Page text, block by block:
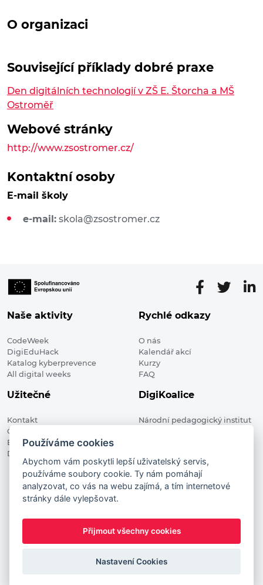
O organizaci
Související příklady dobré praxe
Den digitálních technologií v ZŠ E. Štorcha a MŠ
Ostroměř
Webové stránky
http://www.zsostromer.cz/
Kontaktní osoby
E-mail školy
e-mail: skola@zsostromer.cz
Naše aktivity
CodeWeek
DigiEduHack
Katalog kyberprevence
All digital weeks
Rychlé odkazy
O nás
Kalendář akcí
Kurzy
FAQ
Užitečné
Kontakt
Členské organizace
Blog
Digitalizace ve vzdělávání
DigiKoalice
Národní pedagogický institut
DigiKoalice 2021. All rights reserved
Vstup do administrace
This project has received funding from the European
Commission Innovation and Networks Executive Agency (now
Commission and the European Commission is not responsible
Používáme cookies
Abychom vám poskytli lepší uživatelský servis,
používáme soubory cookie. Ty nám pomáhají
analyzovat, co vás na webu zajímá, a tím internetové
stránky dále vylepšovat.
Přijmout všechny cookies
Nastavení Cookies